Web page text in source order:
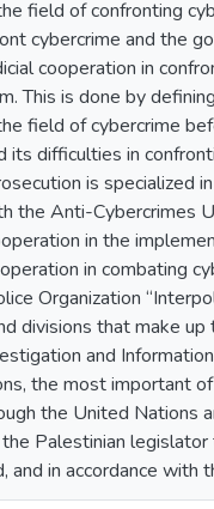
field of confronting
cybercrime and the
cooperation in
This is done by
field of cybercrime
its difficulties in
is specialized
the Anti-Cybercrimes
in the
in combating
Organization
divisions that make up
and
the most important
the United Nations
the Palestinian
and in accordance